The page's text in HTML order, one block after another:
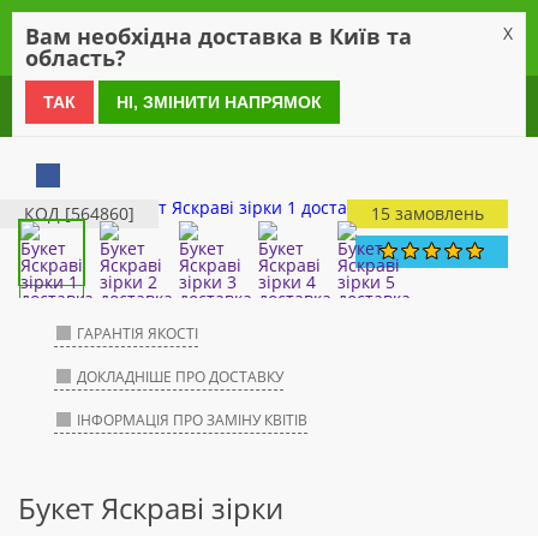
0 800 21 54 55
КОД [564860] 15 замовлень
ГАРАНТІЯ ЯКОСТІ
ДОКЛАДНІШЕ ПРО ДОСТАВКУ
ІНФОРМАЦІЯ ПРО ЗАМІНУ КВІТІВ
Букет Яскраві зірки
Вам необхідна доставка в Київ та
область?
X
ТАК НІ, ЗМІНИТИ НАПРЯМОК